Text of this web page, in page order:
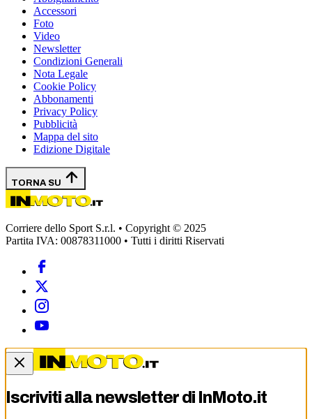
Accessori
Foto
Video
Newsletter
Condizioni Generali
Nota Legale
Cookie Policy
Abbonamenti
Privacy Policy
Pubblicità
Mappa del sito
Edizione Digitale
TORNA SU
Corriere dello Sport S.r.l. • Copyright © 2025
Partita IVA: 00878311000 • Tutti i diritti Riservati
Iscriviti alla newsletter di InMoto.it